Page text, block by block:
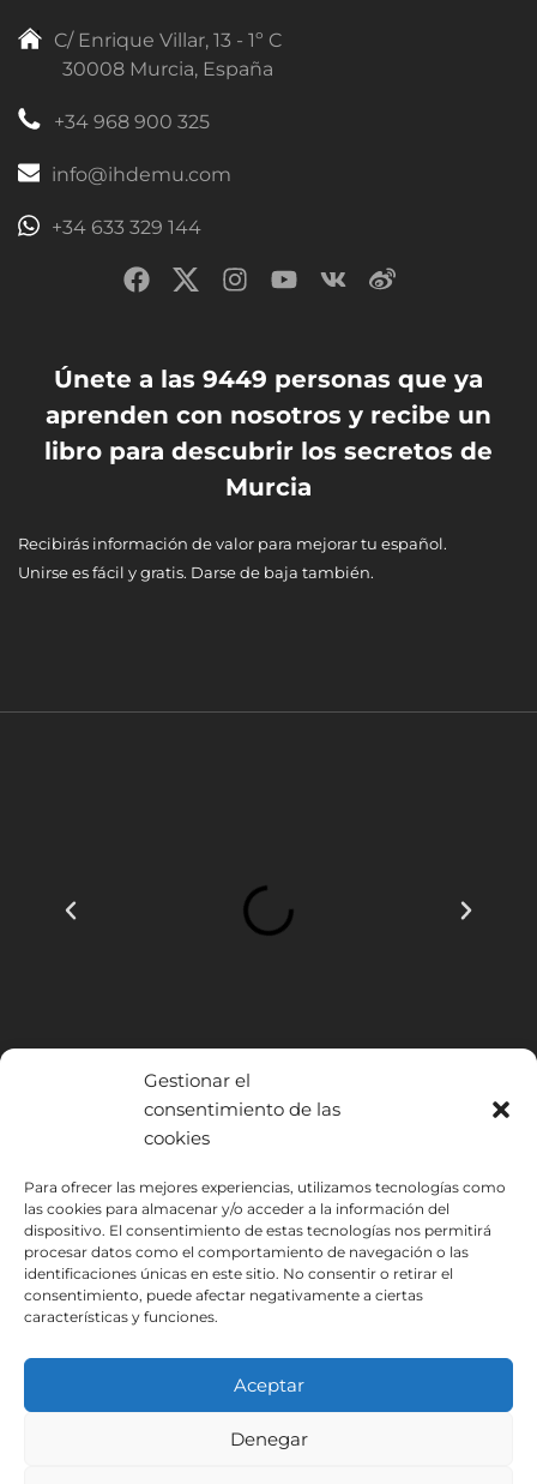
Gestionar el
consentimiento de las
cookies
Para ofrecer las mejores experiencias, utilizamos tecnologías como
las cookies para almacenar y/o acceder a la información del
dispositivo. El consentimiento de estas tecnologías nos permitirá
procesar datos como el comportamiento de navegación o las
identificaciones únicas en este sitio. No consentir o retirar el
consentimiento, puede afectar negativamente a ciertas
características y funciones.
Aceptar
Denegar
C/ Enrique Villar, 13 - 1º C
30008 Murcia, España
+34 968 900 325
info@ihdemu.com
+34 633 329 144
Únete a las 9449 personas que ya
aprenden con nosotros y recibe un
libro para descubrir los secretos de
Murcia
Recibirás información de valor para mejorar tu español.
Unirse es fácil y gratis. Darse de baja también.
INSTITUTO HISPANICO DE MURCIA, SOCIEDAD LIMITADA ha sido
beneficiario del Fondo Europeo de Desarrollo Regional cuyo objetivo
es mejorar el uso y la calidad de las tecnologías de la información y de
las comunicaciones y el acceso a las mismas y gracias al que ha
podido implantar las siguientes soluciones: Presencia web a través de
página propia. Esta acción ha tenido lugar durante 2020. Para ello ha
contado con el apoyo del programa TIC Cámaras de la Cámara de